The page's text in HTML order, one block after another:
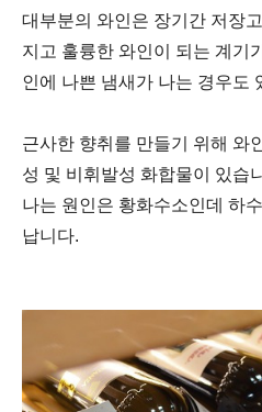
대부분의 와인은 장기간 저장
지고 훌륭한 와인이 되는 계기
인에 나쁜 냄새가 나는 경우도
근사한 향취를 만들기 위해 와
성 및 비휘발성 화합물이 있습
나는 원인은 황화수소인데 하
납니다.